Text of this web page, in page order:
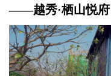
——越秀·栖山悦府